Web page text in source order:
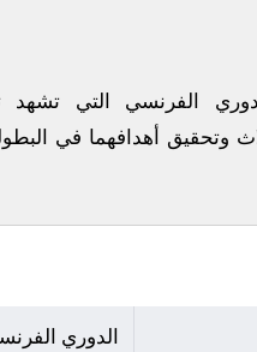
الفرنسي التي تشهد
وتحقيق أهدافهما في
الدوري